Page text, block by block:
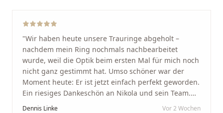
"Wir haben heute unsere Trauringe abgeholt –
nachdem mein Ring nochmals nachbearbeitet
wurde, weil die Optik beim ersten Mal für mich noch
nicht ganz gestimmt hat. Umso schöner war der
Moment heute: Er ist jetzt einfach perfekt geworden.
Ein riesiges Dankeschön an Nikola und sein Team.
Vom ersten Termin an wurden wir jedes Mal
Dennis Linke Vor 2 Wochen